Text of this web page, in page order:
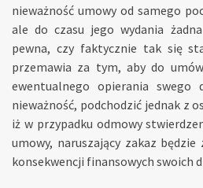
nieważność umowy od samego
ale do czasu jego wydania
pewna, czy faktycznie tak się
przemawia za tym, aby do
ewentualnego opierania swego
nieważność, podchodzić jednak z
iż w przypadku odmowy
umowy, naruszający zakaz
konsekwencji finansowych swoich